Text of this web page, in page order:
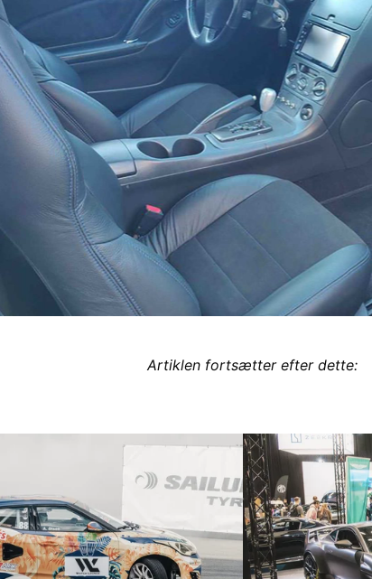
Artiklen fortsætter efter dette: